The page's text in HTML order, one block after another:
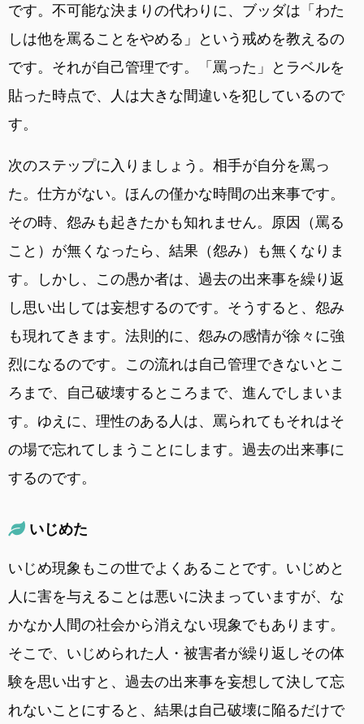
です。不可能な決まりの代わりに、ブッダは「わた
しは他を罵ることをやめる」という戒めを教えるの
です。それが自己管理です。「罵った」とラベルを
貼った時点で、人は大きな間違いを犯しているので
す。
次のステップに入りましょう。相手が自分を罵っ
た。仕方がない。ほんの僅かな時間の出来事です。
その時、怨みも起きたかも知れません。原因（罵る
こと）が無くなったら、結果（怨み）も無くなりま
す。しかし、この愚か者は、過去の出来事を繰り返
し思い出しては妄想するのです。そうすると、怨み
も現れてきます。法則的に、怨みの感情が徐々に強
烈になるのです。この流れは自己管理できないとこ
ろまで、自己破壊するところまで、進んでしまいま
す。ゆえに、理性のある人は、罵られてもそれはそ
の場で忘れてしまうことにします。過去の出来事に
するのです。
いじめた
いじめ現象もこの世でよくあることです。いじめと
人に害を与えることは悪いに決まっていますが、な
かなか人間の社会から消えない現象でもあります。
そこで、いじめられた人・被害者が繰り返しその体
験を思い出すと、過去の出来事を妄想して決して忘
れないことにすると、結果は自己破壊に陥るだけで